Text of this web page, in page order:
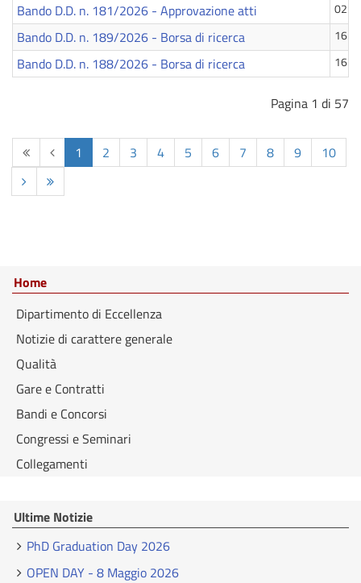
Bando D.D. n. 181/2026 - Approvazione atti 02
Bando D.D. n. 189/2026 - Borsa di ricerca 16
Bando D.D. n. 188/2026 - Borsa di ricerca 16
Pagina 1 di 57
InizioIndietro
1 2 3 4 5 6 7 8 9 10
Home
Dipartimento di Eccellenza
Notizie di carattere generale
Qualità
Gare e Contratti
Bandi e Concorsi
Congressi e Seminari
Collegamenti
Ultime Notizie
PhD Graduation Day 2026
OPEN DAY - 8 Maggio 2026